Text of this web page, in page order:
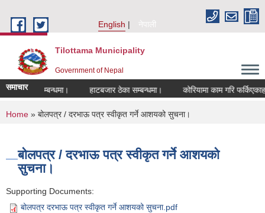
English
नेपाली
Tilottama Municipality
Government of Nepal
समाचार
हुने सम्बन्धमा। हाटबजार ठेका सम्बन्धमा। कोरियामा काम गरि
You are here
Home » बोलपत्र / दरभाऊ पत्र स्वीकृत गर्ने आशयको सुचना।
बोलपत्र / दरभाऊ पत्र स्वीकृत गर्ने आशयको
सुचना।
Supporting Documents:
बोलपत्र दरभाऊ पत्र स्वीकृत गर्ने आशयको सुचना.pdf